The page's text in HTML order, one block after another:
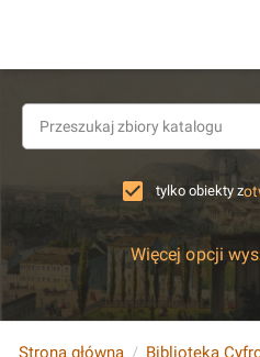
tylko obiekty z
Więcej opcji
Strona główna Biblioteka